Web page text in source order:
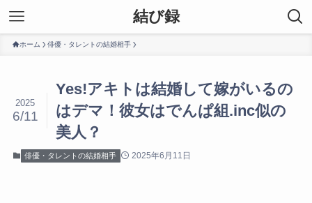
結び録
ホーム 俳優・タレントの結婚相手
Yes!アキトは結婚して嫁がいるの
はデマ！彼女はでんぱ組.inc似の
美人？
2025
6/11
俳優・タレントの結婚相手 2025年6月11日